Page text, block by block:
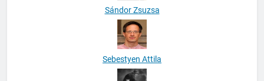
Sándor Zsuzsa
Sebestyen Attila